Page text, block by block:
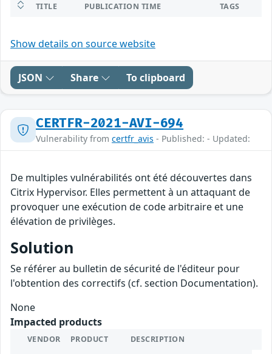
TITLE PUBLICATION TIME TAGS
Show details on source website
JSON Share To clipboard
CERTFR-2021-AVI-694
Vulnerability from certfr_avis - Published: - Updated:
De multiples vulnérabilités ont été découvertes dans
Citrix Hypervisor. Elles permettent à un attaquant de
provoquer une exécution de code arbitraire et une
élévation de privilèges.
Solution
Se référer au bulletin de sécurité de l'éditeur pour
l'obtention des correctifs (cf. section Documentation).
None
Impacted products
VENDOR PRODUCT DESCRIPTION